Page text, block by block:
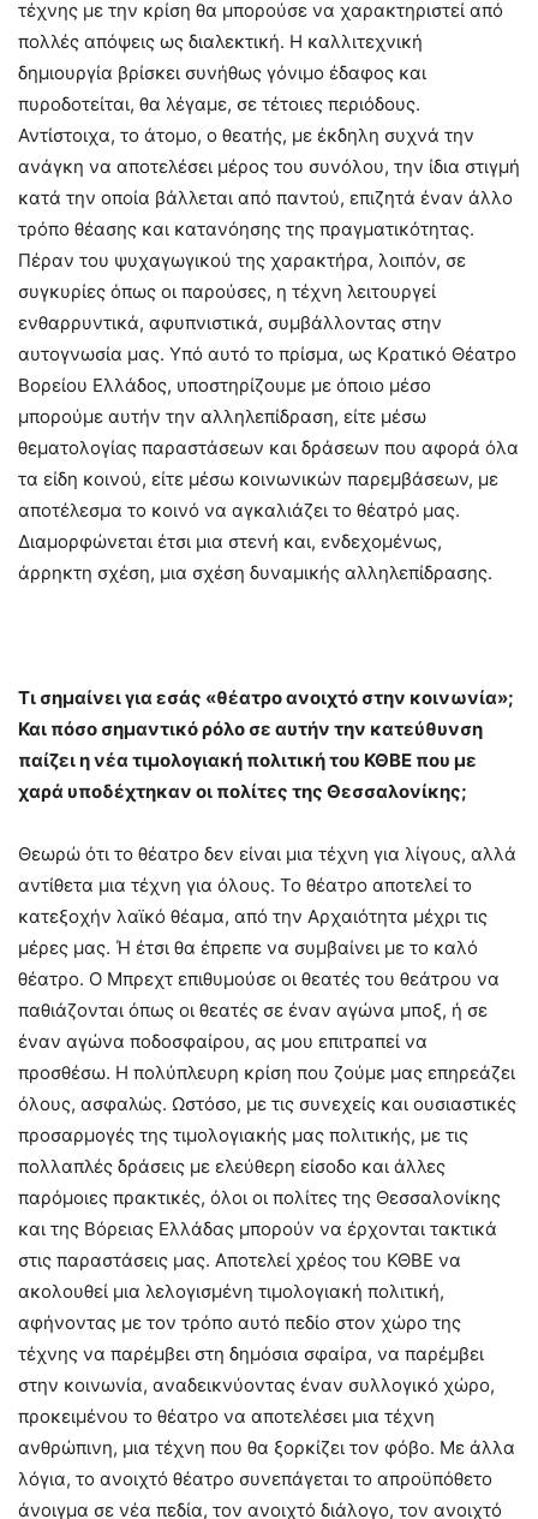
τέχνης με την κρίση θα μπορούσε να χαρακτηριστεί από
πολλές απόψεις ως διαλεκτική. Η καλλιτεχνική
δημιουργία βρίσκει συνήθως γόνιμο έδαφος και
πυροδοτείται, θα λέγαμε, σε τέτοιες περιόδους.
Αντίστοιχα, το άτομο, ο θεατής, με έκδηλη συχνά την
ανάγκη να αποτελέσει μέρος του συνόλου, την ίδια στιγμή
κατά την οποία βάλλεται από παντού, επιζητά έναν άλλο
τρόπο θέασης και κατανόησης της πραγματικότητας.
Πέραν του ψυχαγωγικού της χαρακτήρα, λοιπόν, σε
συγκυρίες όπως οι παρούσες, η τέχνη λειτουργεί
ενθαρρυντικά, αφυπνιστικά, συμβάλλοντας στην
αυτογνωσία μας. Υπό αυτό το πρίσμα, ως Κρατικό Θέατρο
Βορείου Ελλάδος, υποστηρίζουμε με όποιο μέσο
μπορούμε αυτήν την αλληλεπίδραση, είτε μέσω
θεματολογίας παραστάσεων και δράσεων που αφορά όλα
τα είδη κοινού, είτε μέσω κοινωνικών παρεμβάσεων, με
αποτέλεσμα το κοινό να αγκαλιάζει το θέατρό μας.
Διαμορφώνεται έτσι μια στενή και, ενδεχομένως,
άρρηκτη σχέση, μια σχέση δυναμικής αλληλεπίδρασης.
Τι σημαίνει για εσάς «θέατρο ανοιχτό στην κοινωνία»;
Και πόσο σημαντικό ρόλο σε αυτήν την κατεύθυνση
παίζει η νέα τιμολογιακή πολιτική του ΚΘΒΕ που με
χαρά υποδέχτηκαν οι πολίτες της Θεσσαλονίκης;
Θεωρώ ότι το θέατρο δεν είναι μια τέχνη για λίγους, αλλά
αντίθετα μια τέχνη για όλους. Το θέατρο αποτελεί το
κατεξοχήν λαϊκό θέαμα, από την Αρχαιότητα μέχρι τις
μέρες μας. Ή έτσι θα έπρεπε να συμβαίνει με το καλό
θέατρο. Ο Μπρεχτ επιθυμούσε οι θεατές του θεάτρου να
παθιάζονται όπως οι θεατές σε έναν αγώνα μποξ, ή σε
έναν αγώνα ποδοσφαίρου, ας μου επιτραπεί να
προσθέσω. Η πολύπλευρη κρίση που ζούμε μας επηρεάζει
όλους, ασφαλώς. Ωστόσο, με τις συνεχείς και ουσιαστικές
προσαρμογές της τιμολογιακής μας πολιτικής, με τις
πολλαπλές δράσεις με ελεύθερη είσοδο και άλλες
παρόμοιες πρακτικές, όλοι οι πολίτες της Θεσσαλονίκης
και της Βόρειας Ελλάδας μπορούν να έρχονται τακτικά
στις παραστάσεις μας. Αποτελεί χρέος του ΚΘΒΕ να
ακολουθεί μια λελογισμένη τιμολογιακή πολιτική,
αφήνοντας με τον τρόπο αυτό πεδίο στον χώρο της
τέχνης να παρέμβει στη δημόσια σφαίρα, να παρέμβει
στην κοινωνία, αναδεικνύοντας έναν συλλογικό χώρο,
προκειμένου το θέατρο να αποτελέσει μια τέχνη
ανθρώπινη, μια τέχνη που θα ξορκίζει τον φόβο. Με άλλα
λόγια, το ανοιχτό θέατρο συνεπάγεται το απροϋπόθετο
άνοιγμα σε νέα πεδία, τον ανοιχτό διάλογο, τον ανοιχτό